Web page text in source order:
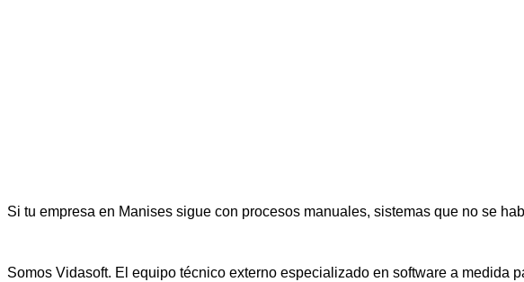
Si tu empresa en Manises sigue con procesos manuales, sistemas que no se
Somos Vidasoft. El equipo técnico externo especializado en software a medida